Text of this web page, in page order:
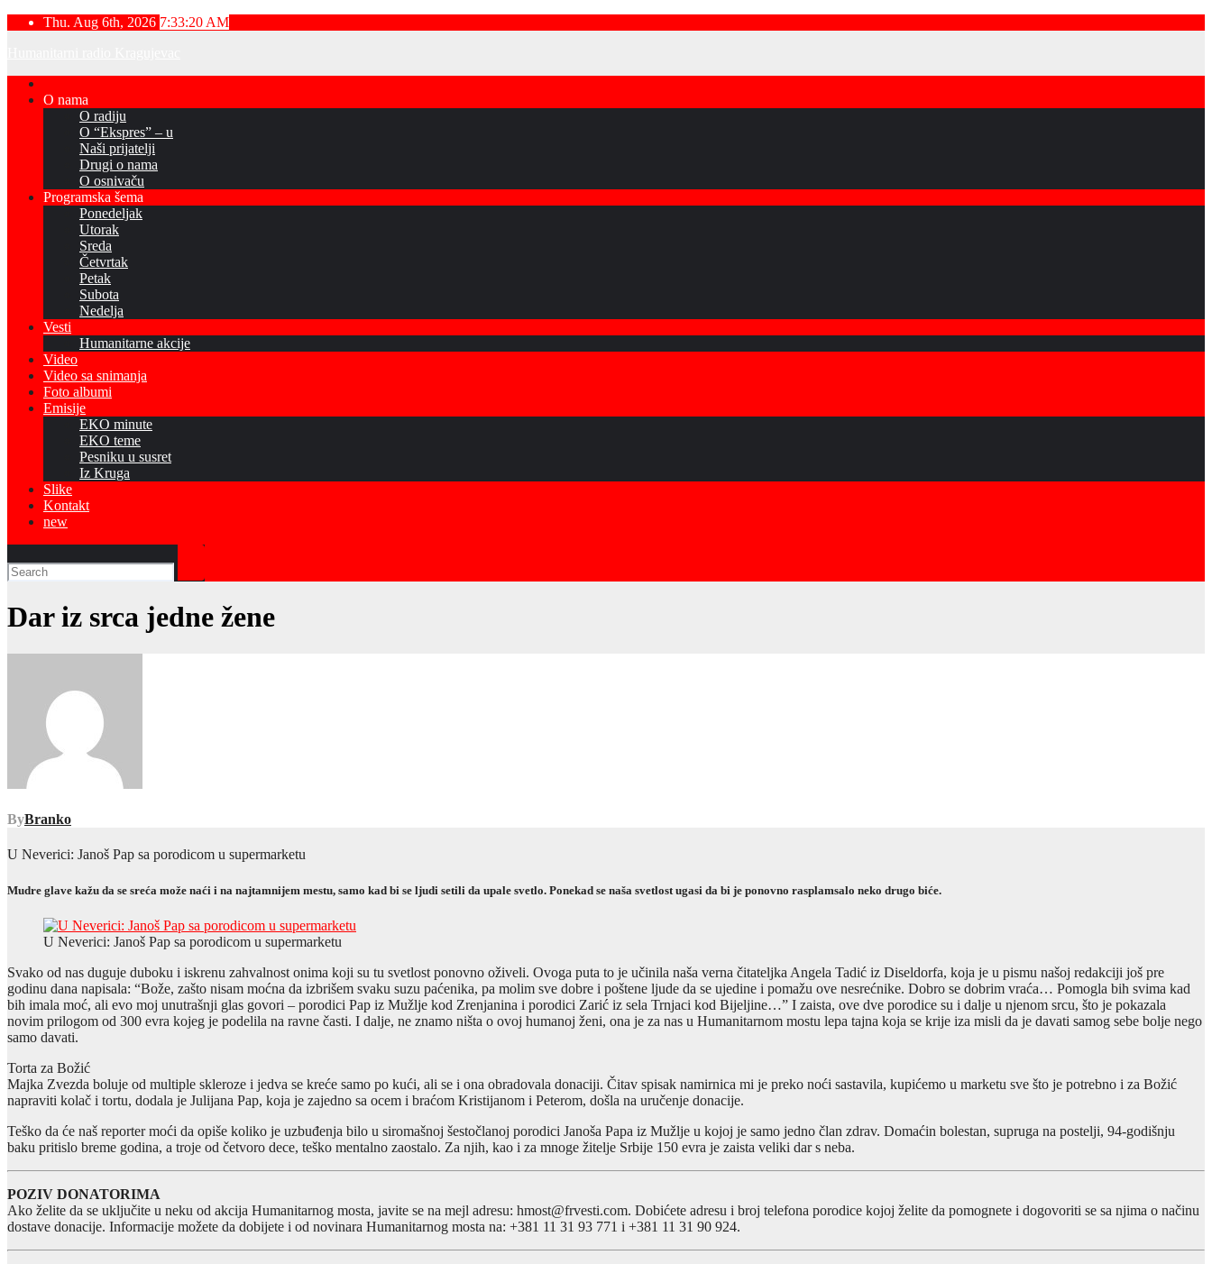
Skip
Thu. Aug 6th, 2026 7:33:21 AM
O nama
O radiju
O “Ekspres” – u
Naši prijatelji
Drugi o nama
O osnivaču
Programska šema
Ponedeljak
Utorak
Sreda
Četvrtak
Petak
Subota
Nedelja
Vesti
Humanitarne akcije
Video
Video sa snimanja
Foto albumi
Emisije
EKO minute
EKO teme
Pesniku u susret
Iz Kruga
Slike
Kontakt
new
Dar iz srca jedne žene
ByBranko
U Neverici: Janoš Pap sa porodicom u supermarketu
Mudre glave kažu da se sreća može naći i na najtamnijem mestu, samo kad bi se ljudi setili da upale svetlo. Ponekad se naša svetlost ugasi da bi je ponovno rasplamsalo neko drugo biće.
U Neverici: Janoš Pap sa porodicom u supermarketu
Svako od nas duguje duboku i iskrenu zahvalnost onima koji su tu svetlost ponovno oživeli. Ovoga puta to je učinila naša verna čitateljka Angela Tadić iz Diseldorfa, koja je u pismu našoj redakciji još pre
godinu dana napisala: “Bože, zašto nisam moćna da izbrišem svaku suzu paćenika, pa molim sve dobre i poštene ljude da se ujedine i pomažu ove nesrećnike. Dobro se dobrim vraća… Pomogla bih svima kad
bih imala moć, ali evo moj unutrašnji glas govori – porodici Pap iz Mužlje kod Zrenjanina i porodici Zarić iz sela Trnjaci kod Bijeljine…” I zaista, ove dve porodice su i dalje u njenom srcu, što je pokazala
novim prilogom od 300 evra kojeg je podelila na ravne časti. I dalje, ne znamo ništa o ovoj humanoj ženi, ona je za nas u Humanitarnom mostu lepa tajna koja se krije iza misli da je davati samog sebe bolje nego
samo davati.
Torta za Božić
Majka Zvezda boluje od multiple skleroze i jedva se kreće samo po kući, ali se i ona obradovala donaciji. Čitav spisak namirnica mi je preko noći sastavila, kupićemo u marketu sve što je potrebno i za Božić
napraviti kolač i tortu, dodala je Julijana Pap, koja je zajedno sa ocem i braćom Kristijanom i Peterom, došla na uručenje donacije.
Teško da će naš reporter moći da opiše koliko je uzbuđenja bilo u siromašnoj šestočlanoj porodici Janoša Papa iz Mužlje u kojoj je samo jedno član zdrav. Domaćin bolestan, supruga na postelji, 94-godišnju
baku pritislo breme godina, a troje od četvoro dece, teško mentalno zaostalo. Za njih, kao i za mnoge žitelje Srbije 150 evra je zaista veliki dar s neba.
POZIV DONATORIMA
Ako želite da se uključite u neku od akcija Humanitarnog mosta, javite se na mejl adresu: hmost@frvesti.com. Dobićete adresu i broj telefona porodice kojoj želite da pomognete i dogovoriti se sa njima o načinu
dostave donacije. Informacije možete da dobijete i od novinara Humanitarnog mosta na: +381 11 31 93 771 i +381 11 31 90 924.